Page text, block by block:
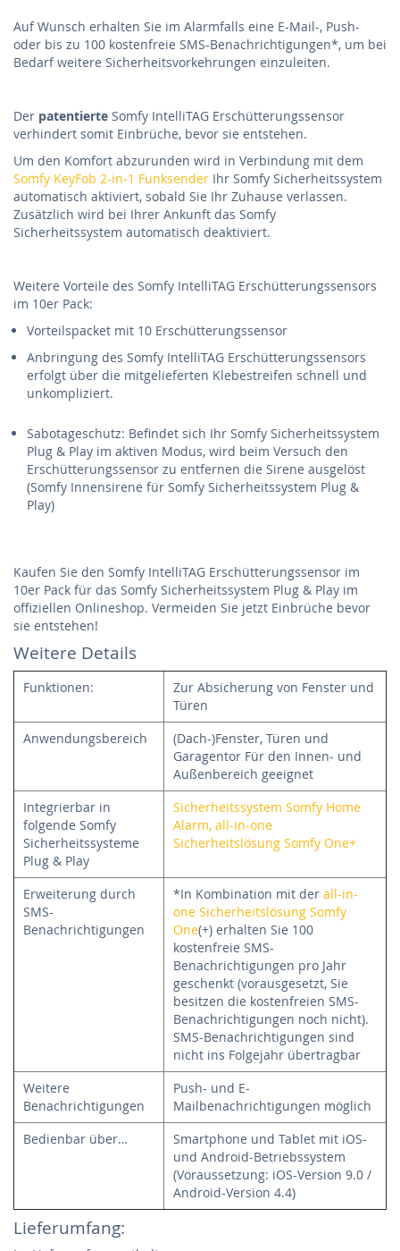
Auf Wunsch erhalten Sie im Alarmfalls eine E-Mail-, Push-
oder bis zu 100 kostenfreie SMS-Benachrichtigungen*, um bei
Bedarf weitere Sicherheitsvorkehrungen einzuleiten.
Der patentierte Somfy IntelliTAG Erschütterungssensor
verhindert somit Einbrüche, bevor sie entstehen.
Um den Komfort abzurunden wird in Verbindung mit dem
Somfy KeyFob 2-in-1 Funksender Ihr Somfy Sicherheitssystem
automatisch aktiviert, sobald Sie Ihr Zuhause verlassen.
Zusätzlich wird bei Ihrer Ankunft das Somfy
Sicherheitssystem automatisch deaktiviert.
Weitere Vorteile des Somfy IntelliTAG Erschütterungssensors
im 10er Pack:
Vorteilspacket mit 10 Erschütterungssensor
Anbringung des Somfy IntelliTAG Erschütterungssensors
erfolgt über die mitgelieferten Klebestreifen schnell und
unkompliziert.
Sabotageschutz: Befindet sich Ihr Somfy Sicherheitssystem
Plug & Play im aktiven Modus, wird beim Versuch den
Erschütterungssensor zu entfernen die Sirene ausgelöst
(Somfy Innensirene für Somfy Sicherheitssystem Plug &
Play)
Kaufen Sie den Somfy IntelliTAG Erschütterungssensor im
10er Pack für das Somfy Sicherheitssystem Plug & Play im
offiziellen Onlineshop. Vermeiden Sie jetzt Einbrüche bevor
sie entstehen!
Weitere Details
Funktionen:
Zur Absicherung von Fenster und
Türen
Anwendungsbereich
(Dach-)Fenster, Türen und
Garagentor Für den Innen- und
Außenbereich geeignet
Integrierbar in
folgende Somfy
Sicherheitssysteme
Plug & Play
Sicherheitssystem Somfy Home
Alarm, all-in-one
Sicherheitslösung Somfy One+
Erweiterung durch
SMS-
Benachrichtigungen
*In Kombination mit der all-in-
one Sicherheitslösung Somfy
One(+) erhalten Sie 100
kostenfreie SMS-
Benachrichtigungen pro Jahr
geschenkt (vorausgesetzt, Sie
besitzen die kostenfreien SMS-
Benachrichtigungen noch nicht).
SMS-Benachrichtigungen sind
nicht ins Folgejahr übertragbar
Weitere
Benachrichtigungen
Push- und E-
Mailbenachrichtigungen möglich
Bedienbar über…
Smartphone und Tablet mit iOS-
und Android-Betriebssystem
(Voraussetzung: iOS-Version 9.0 /
Android-Version 4.4)
Lieferumfang: